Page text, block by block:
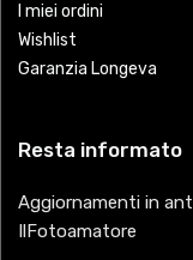
I miei ordini
Wishlist
Garanzia Longeva
Resta informato
Aggiornamenti in
IlFotoamatore